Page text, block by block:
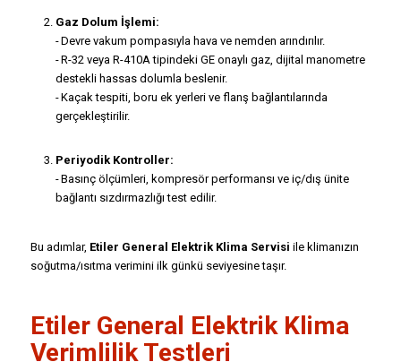
Gaz Dolum İşlemi:
- Devre vakum pompasıyla hava ve nemden arındırılır.
- R-32 veya R-410A tipindeki GE onaylı gaz, dijital manometre
destekli hassas dolumla beslenir.
- Kaçak tespiti, boru ek yerleri ve flanş bağlantılarında
gerçekleştirilir.
Periyodik Kontroller:
- Basınç ölçümleri, kompresör performansı ve iç/dış ünite
bağlantı sızdırmazlığı test edilir.
Bu adımlar, Etiler General Elektrik Klima Servisi ile klimanızın
soğutma/ısıtma verimini ilk günkü seviyesine taşır.
Etiler General Elektrik Klima
Verimlilik Testleri